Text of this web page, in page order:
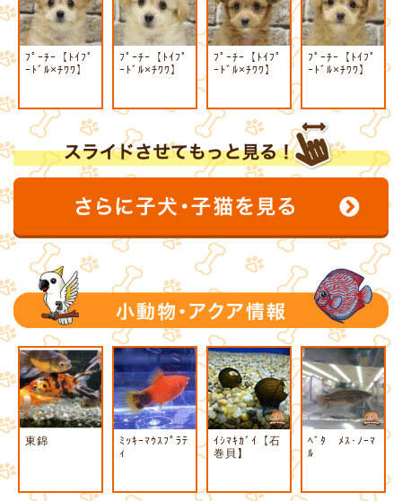
ﾌﾟｰﾁｰ【ﾄｲﾌﾟ
ｰﾄﾞﾙ×ﾁﾜﾜ】
ﾌﾟｰﾁｰ【ﾄｲﾌﾟ
ｰﾄﾞﾙ×ﾁﾜﾜ】
ﾌﾟｰﾁｰ【ﾄｲﾌﾟ
ｰﾄﾞﾙ×ﾁﾜﾜ】
ﾌﾟｰﾁｰ【ﾄｲﾌﾟ
ｰﾄﾞﾙ×ﾁﾜﾜ】
東錦
ﾐｯｷｰﾏｳｽﾌﾟﾗﾃ
ｨ
ｲｼﾏｷｶﾞｲ【石
巻貝】
ﾍﾞﾀ ﾒｽ･ﾉｰﾏ
ﾙ